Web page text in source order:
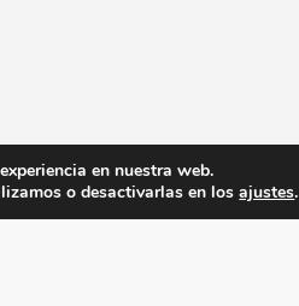
en nuestra web.
o desactivarlas en losajustes.